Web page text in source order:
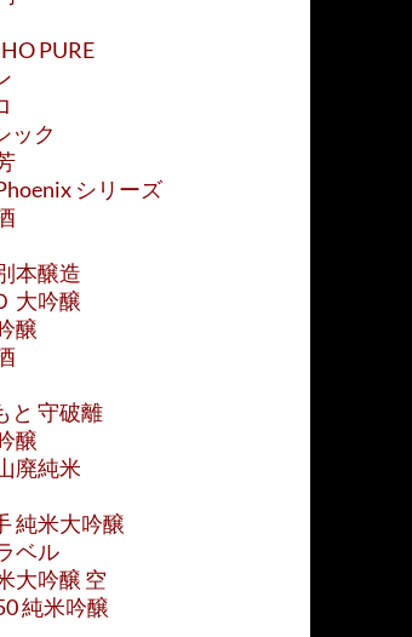
PURE
ック
シリーズ
本醸造
大吟醸
醸
と 守破離
醸
廃純米
純米大吟醸
ベル
大吟醸 空
純米吟醸